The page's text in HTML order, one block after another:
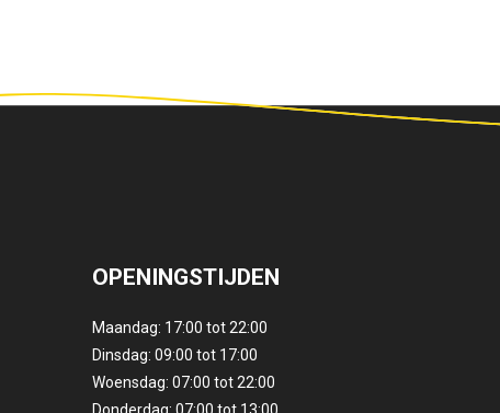
OPENINGSTIJDEN
Maandag: 17:00 tot 22:00
Dinsdag: 09:00 tot 17:00
Woensdag: 07:00 tot 22:00
Donderdag: 07:00 tot 13:00